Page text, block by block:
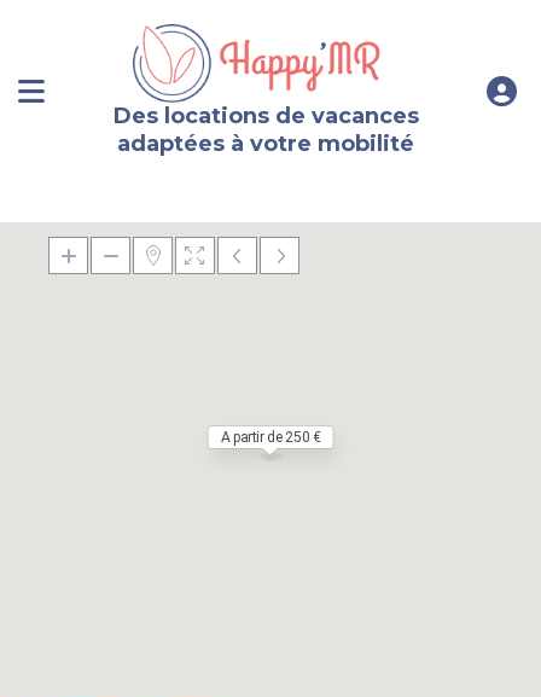
Des locations de vacances
adaptées à votre mobilité
A partir de 250 €